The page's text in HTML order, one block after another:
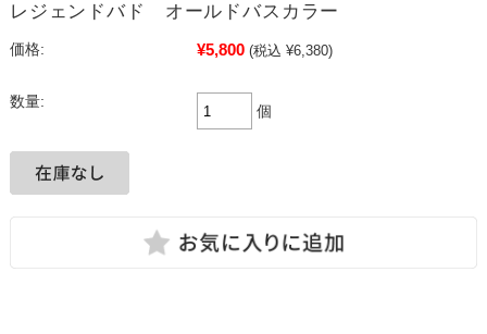
レジェンドバド オールドバスカラー
価格: ¥5,800 (税込 ¥6,380)
数量:
個